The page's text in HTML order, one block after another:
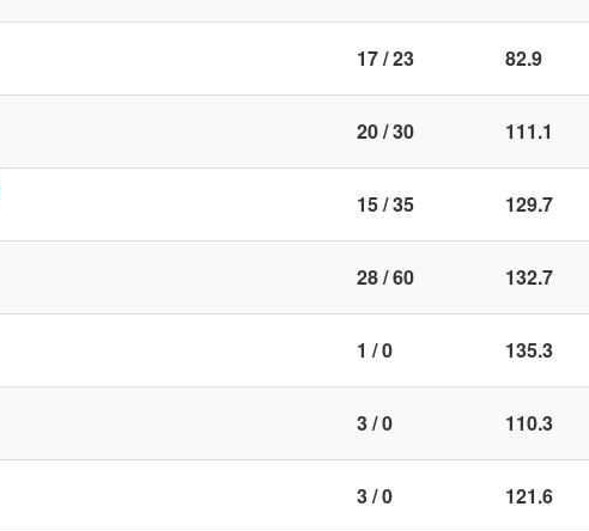
17 / 23 82.9
20 / 30 111.1
15 / 35 129.7
28 / 60 132.7
1 / 0 135.3
3 / 0 110.3
3 / 0 121.6